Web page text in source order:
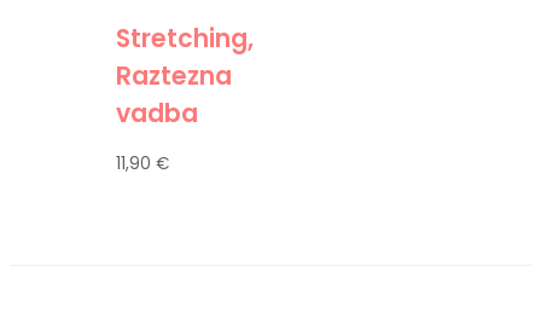
Stretching,
Raztezna
vadba
11,90€